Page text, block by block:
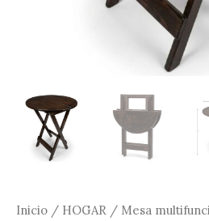
Inicio / HOGAR / Mesa